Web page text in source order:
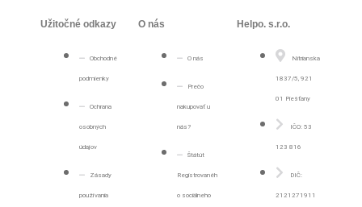
Užitočné odkazy
Obchodné
podmienky
Ochrana
osobných
údajov
Zásady
používania
O nás
O nás
Prečo
nakupovať u
nás?
Štátút
Registrovanéh
o sociálneho
Helpo. s.r.o.
Nitrianska
1837/5, 921
01 Piešťany
IČO: 53
123 816
DIČ:
2121271911